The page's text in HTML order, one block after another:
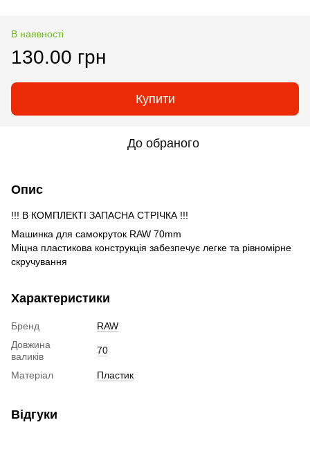
В наявності
130.00 грн
Купити
До обраного
Опис
!!! В КОМПЛЕКТІ ЗАПАСНА СТРІЧКА !!!
Машинка для самокруток RAW 70mm
Міцна пластикова конструкція забезпечує легке та рівномірне
скручування
Характеристики
Бренд
RAW
Довжина
валиків
70
Матеріал Пластик
Відгуки